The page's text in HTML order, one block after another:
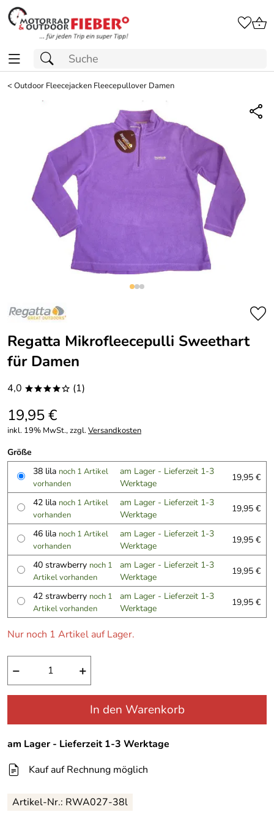
<Outdoor Fleecejacken Fleecepullover Damen
Regatta Mikrofleecepulli Sweethart
für Damen
4,0 ****o (1)
19,95 €
inkl. 19% MwSt., zzgl.Versandkosten
Größe
38 lila noch 1 Artikel
vorhanden
am Lager - Lieferzeit 1-3
Werktage
19,95 €
42 lila noch 1 Artikel
vorhanden
am Lager - Lieferzeit 1-3
Werktage
19,95 €
46 lila noch 1 Artikel
vorhanden
am Lager - Lieferzeit 1-3
Werktage
19,95 €
40 strawberry noch 1
Artikel vorhanden
am Lager - Lieferzeit 1-3
Werktage
19,95 €
42 strawberry noch 1
Artikel vorhanden
am Lager - Lieferzeit 1-3
Werktage
19,95 €
Nur noch 1 Artikel auf Lager.
− +
In den Warenkorb
am Lager - Lieferzeit 1-3 Werktage
Kauf auf Rechnung möglich
Artikel-Nr.: RWA027-38l